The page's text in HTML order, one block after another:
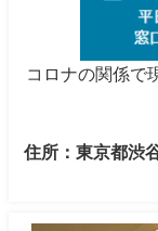
コロナの関係で
住所：東京都渋